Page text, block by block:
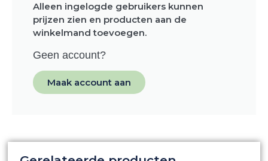
Alleen ingelogde gebruikers kunnen
prijzen zien en producten aan de
winkelmand toevoegen.
Geen account?
Maak account aan